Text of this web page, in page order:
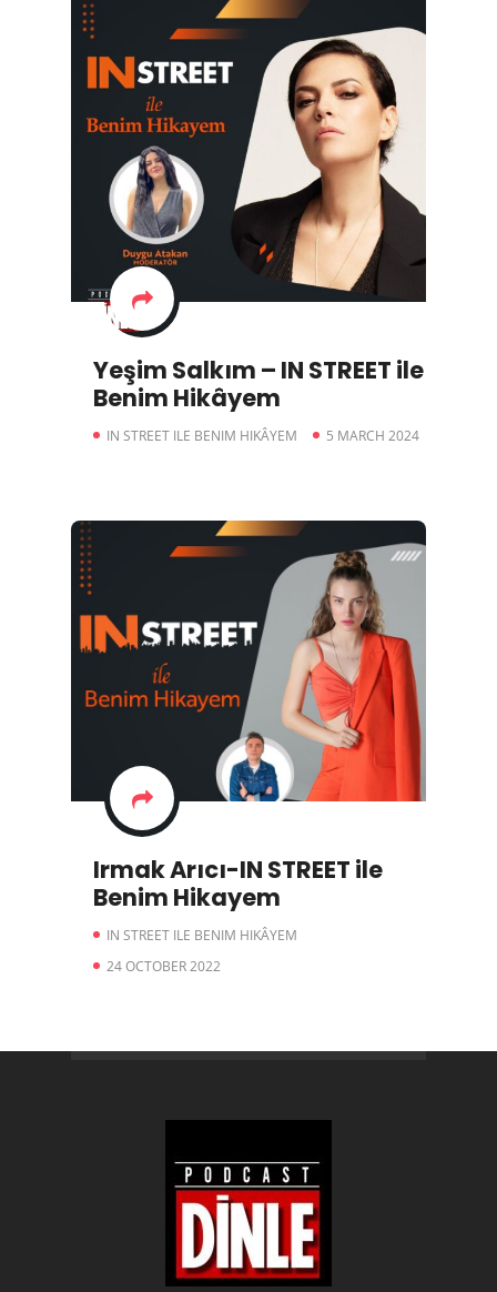
Yeşim Salkım – IN STREET ile
Benim Hikâyem
IN STREET ILE BENIM HIKÂYEM 5 MARCH 2024
Irmak Arıcı-IN STREET ile
Benim Hikayem
IN STREET ILE BENIM HIKÂYEM
24 OCTOBER 2022